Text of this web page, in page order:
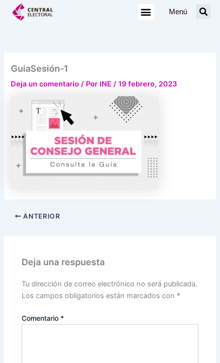
Menú
GuiaSesión-1
Deja un comentario / Por INE/19 febrero, 2023
ANTERIOR
Deja una respuesta
Tu dirección de correo electrónico no será publicada.
Los campos obligatorios están marcados con *
Comentario *